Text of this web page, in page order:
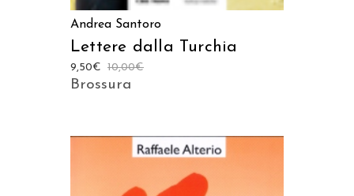
Andrea Santoro
Lettere dalla Turchia
10,00€
9,50€
Brossura